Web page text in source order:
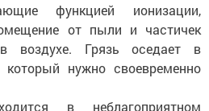
функцией ионизации,
от пыли и частичек
воздухе. Грязь оседает в
который нужно своевременно
в неблагоприятном